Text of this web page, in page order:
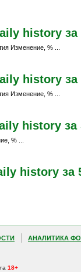
history за
Изменение, % ...
history за
Изменение, % ...
history за
% ...
history за
АНАЛИТИКА
18+